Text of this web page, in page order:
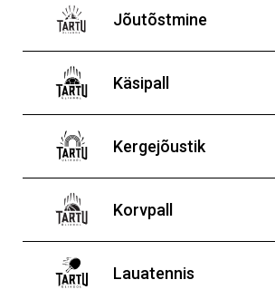
vanematele poistele ja tüdrukutele
Jõutõstmine
poistele ja tüdrukutele
Käsipall
Kergejõustik
Korvpall
Lauatennis